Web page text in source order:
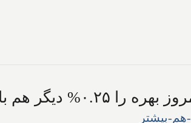
از تورم هم بیشتر شود